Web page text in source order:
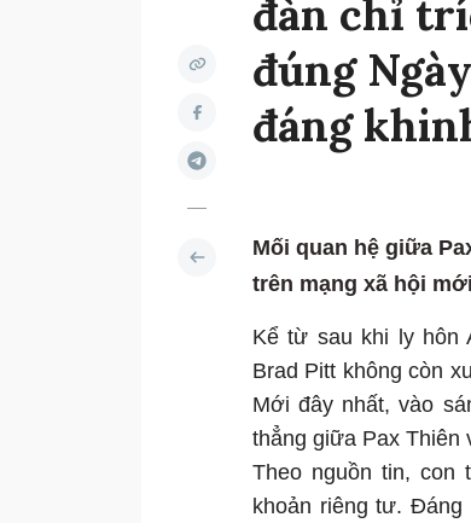
đàn chỉ
đúng
đáng
Mối quan hệ giữa
trên mạng xã hội
Kể từ sau khi ly hôn
Brad Pitt không còn
Mới đây nhất, vào
thẳng giữa Pax Thiên
Theo nguồn tin, con
khoản riêng tư.